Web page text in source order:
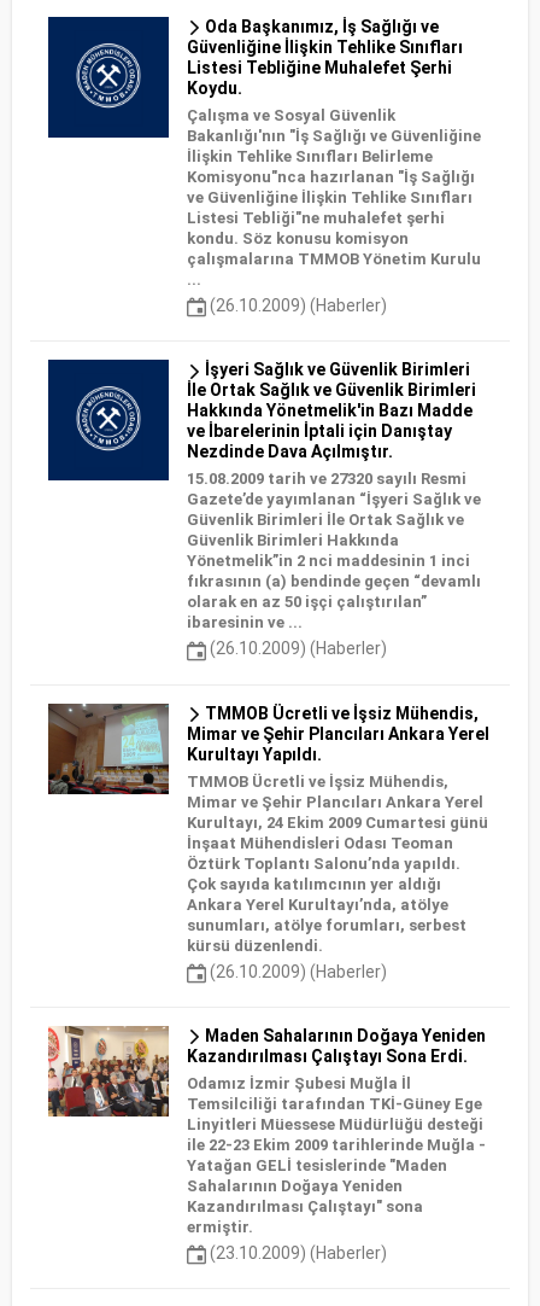
Oda Başkanımız, İş Sağlığı ve
Güvenliğine İlişkin Tehlike Sınıfları
Listesi Tebliğine Muhalefet Şerhi
Koydu.
Çalışma ve Sosyal Güvenlik
Bakanlığı'nın "İş Sağlığı ve Güvenliğine
İlişkin Tehlike Sınıfları Belirleme
Komisyonu"nca hazırlanan "İş Sağlığı
ve Güvenliğine İlişkin Tehlike Sınıfları
Listesi Tebliği"ne muhalefet şerhi
kondu. Söz konusu komisyon
çalışmalarına TMMOB Yönetim Kurulu
...
(26.10.2009) (Haberler)
İşyeri Sağlık ve Güvenlik Birimleri
İle Ortak Sağlık ve Güvenlik Birimleri
Hakkında Yönetmelik'in Bazı Madde
ve İbarelerinin İptali için Danıştay
Nezdinde Dava Açılmıştır.
15.08.2009 tarih ve 27320 sayılı Resmi
Gazete’de yayımlanan “İşyeri Sağlık ve
Güvenlik Birimleri İle Ortak Sağlık ve
Güvenlik Birimleri Hakkında
Yönetmelik”in 2 nci maddesinin 1 inci
fıkrasının (a) bendinde geçen “devamlı
olarak en az 50 işçi çalıştırılan”
ibaresinin ve ...
(26.10.2009) (Haberler)
TMMOB Ücretli ve İşsiz Mühendis,
Mimar ve Şehir Plancıları Ankara Yerel
Kurultayı Yapıldı.
TMMOB Ücretli ve İşsiz Mühendis,
Mimar ve Şehir Plancıları Ankara Yerel
Kurultayı, 24 Ekim 2009 Cumartesi günü
İnşaat Mühendisleri Odası Teoman
Öztürk Toplantı Salonu’nda yapıldı.
Çok sayıda katılımcının yer aldığı
Ankara Yerel Kurultayı’nda, atölye
sunumları, atölye forumları, serbest
kürsü düzenlendi.
(26.10.2009) (Haberler)
Maden Sahalarının Doğaya Yeniden
Kazandırılması Çalıştayı Sona Erdi.
Odamız İzmir Şubesi Muğla İl
Temsilciliği tarafından TKİ-Güney Ege
Linyitleri Müessese Müdürlüğü desteği
ile 22-23 Ekim 2009 tarihlerinde Muğla -
Yatağan GELİ tesislerinde "Maden
Sahalarının Doğaya Yeniden
Kazandırılması Çalıştayı" sona
ermiştir.
(23.10.2009) (Haberler)